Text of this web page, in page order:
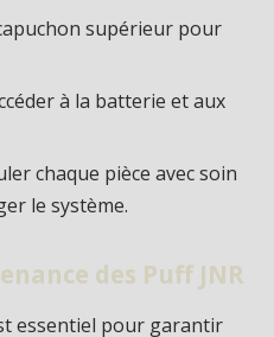
supérieur pour
à la batterie et aux
chaque pièce avec soin
le système.
des Puff JNR
essentiel pour garantir